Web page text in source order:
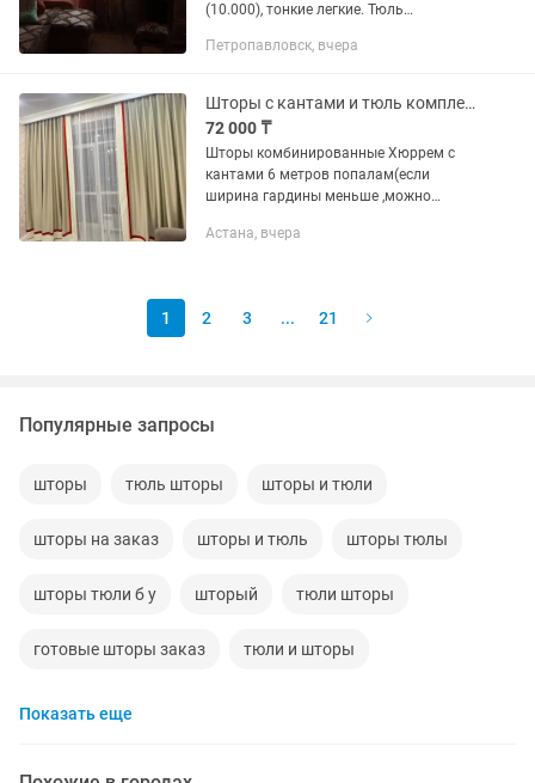
(10.000), тонкие легкие. Тюль
люрексом, с блеском. (26.000 т.-
Петропавловск, вчера
Шторы с кантами и тюль комплект
72 000 ₸
Шторы комбинированные Хюррем с
кантами 6 метров попалам(если
ширина гардины меньше ,можно
тюль бамбук
Астана, вчера
1 2 3 ... 21
Популярные запросы
шторы тюль шторы шторы и тюли
шторы на заказ шторы и тюль шторы тюлы
шторы тюли б у шторый тюли шторы
готовые шторы заказ тюли и шторы
Показать еще